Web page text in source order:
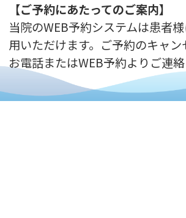
【ご予約にあたってのご案内】
当院のWEB予約システムは患者
用いただけます。ご予約のキャン
お電話またはWEB予約よりご連絡